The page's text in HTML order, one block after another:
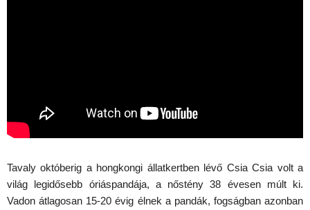
Tavaly októberig a hongkongi állatkertben lévő Csia Csia volt a
világ legidősebb óriáspandája, a nőstény 38 évesen múlt ki.
Vadon átlagosan 15-20 évig élnek a pandák, fogságban azonban